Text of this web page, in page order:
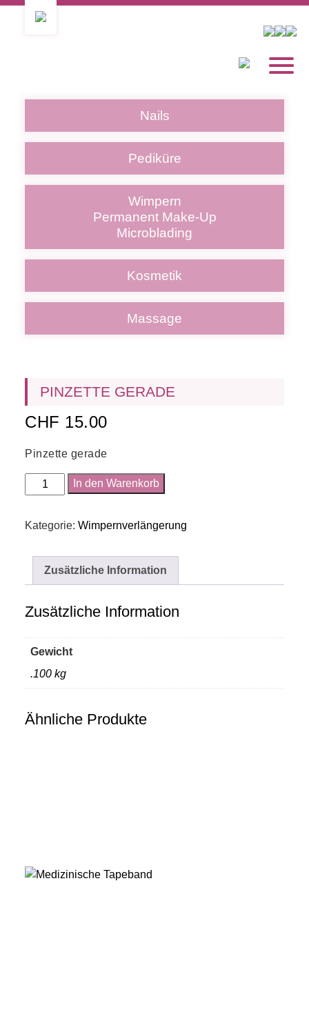
Nails
Pediküre
Wimpern
Permanent Make-Up
Microblading
Kosmetik
Massage
PINZETTE GERADE
CHF 15.00
Pinzette gerade
Pinzette
gerade
In den Warenkorb
Kategorie: Wimpernverlängerung
Zusätzliche Information
Zusätzliche Information
Gewicht
.100 kg
Ähnliche Produkte